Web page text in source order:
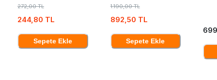
272,00 TL
244,80 TL
Sepete Ekle
1.190,00 TL
892,50 TL
Sepete Ekle